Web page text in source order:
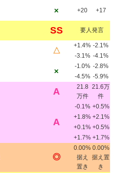
× +20 +17
SS 要人発言
△
+1.4% -2.1%
-3.1% -4.1%
×
-1.0% -2.8%
-4.5% -5.9%
A
21.8
万件
21.6万
件
A
-0.1% +0.5%
+1.8% +2.1%
+0.1% +0.5%
+1.7% +1.7%
◎
0.00%
据え
置き
0.00%
据え置
き